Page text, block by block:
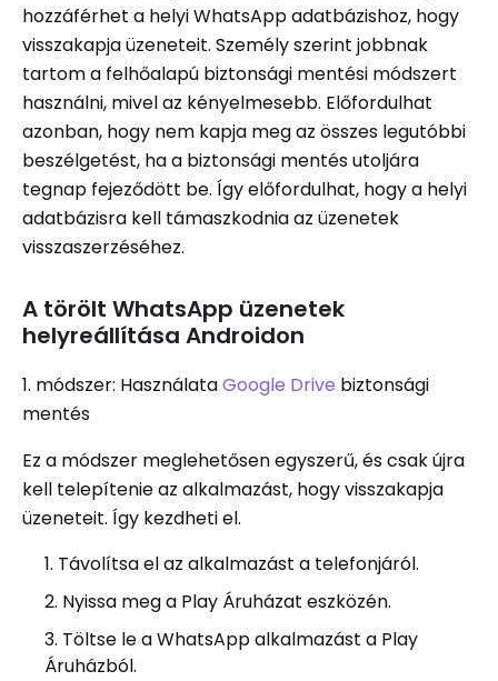
hozzáférhet a helyi WhatsApp adatbázishoz, hogy
visszakapja üzeneteit. Személy szerint jobbnak
tartom a felhőalapú biztonsági mentési módszert
használni, mivel az kényelmesebb. Előfordulhat
azonban, hogy nem kapja meg az összes legutóbbi
beszélgetést, ha a biztonsági mentés utoljára
tegnap fejeződött be. Így előfordulhat, hogy a helyi
adatbázisra kell támaszkodnia az üzenetek
visszaszerzéséhez.
A törölt WhatsApp üzenetek
helyreállítása Androidon
1. módszer: HasználataGoogle Drive biztonsági
mentés
Ez a módszer meglehetősen egyszerű, és csak újra
kell telepítenie az alkalmazást, hogy visszakapja
üzeneteit. Így kezdheti el.
Távolítsa el az alkalmazást a telefonjáról.
Nyissa meg a Play Áruházat eszközén.
Töltse le a WhatsApp alkalmazást a Play
Áruházból.